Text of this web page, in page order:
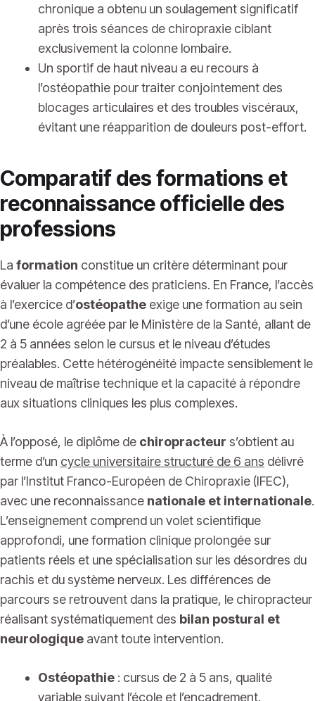
chronique a obtenu un soulagement significatif
après trois séances de chiropraxie ciblant
exclusivement la colonne lombaire.
Un sportif de haut niveau a eu recours à
l’ostéopathie pour traiter conjointement des
blocages articulaires et des troubles viscéraux,
évitant une réapparition de douleurs post-effort.
Comparatif des formations et
reconnaissance officielle des
professions
La formation constitue un critère déterminant pour
évaluer la compétence des praticiens. En France, l’accès
à l’exercice d’ostéopathe exige une formation au sein
d’une école agréée par le Ministère de la Santé, allant de
2 à 5 années selon le cursus et le niveau d’études
préalables. Cette hétérogénéité impacte sensiblement le
niveau de maîtrise technique et la capacité à répondre
aux situations cliniques les plus complexes.
À l’opposé, le diplôme de chiropracteur s’obtient au
terme d’un cycle universitaire structuré de 6 ans délivré
par l’Institut Franco-Européen de Chiropraxie (IFEC),
avec une reconnaissance nationale et internationale.
L’enseignement comprend un volet scientifique
approfondi, une formation clinique prolongée sur
patients réels et une spécialisation sur les désordres du
rachis et du système nerveux. Les différences de
parcours se retrouvent dans la pratique, le chiropracteur
réalisant systématiquement des bilan postural et
neurologique avant toute intervention.
Ostéopathie : cursus de 2 à 5 ans, qualité
variable suivant l’école et l’encadrement.